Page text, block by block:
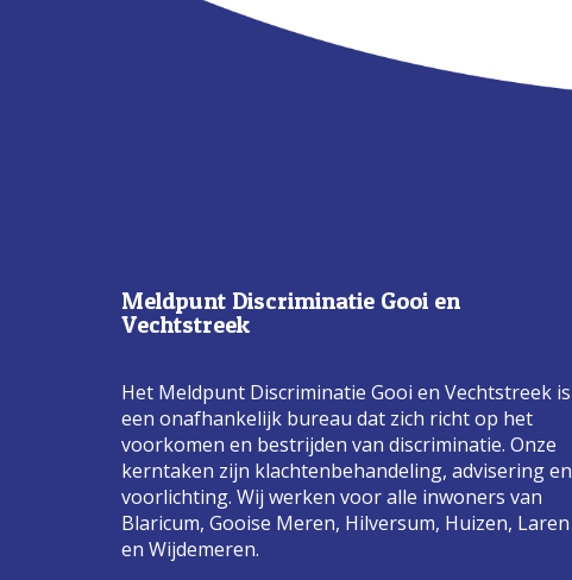
Meldpunt Discriminatie Gooi en
Vechtstreek
Het Meldpunt Discriminatie Gooi en Vechtstreek is
een onafhankelijk bureau dat zich richt op het
voorkomen en bestrijden van discriminatie. Onze
kerntaken zijn klachtenbehandeling, advisering en
voorlichting. Wij werken voor alle inwoners van
Blaricum, Gooise Meren, Hilversum, Huizen, Laren
en Wijdemeren.